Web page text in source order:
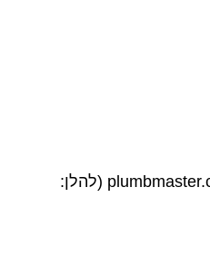
ברוכים הבאים לאתר plumbmaster.co.il (להלן: